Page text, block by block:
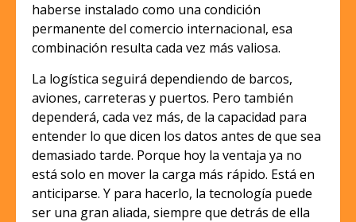
haberse instalado como una condición
permanente del comercio internacional, esa
combinación resulta cada vez más valiosa.
La logística seguirá dependiendo de barcos,
aviones, carreteras y puertos. Pero también
dependerá, cada vez más, de la capacidad para
entender lo que dicen los datos antes de que sea
demasiado tarde. Porque hoy la ventaja ya no
está solo en mover la carga más rápido. Está en
anticiparse. Y para hacerlo, la tecnología puede
ser una gran aliada, siempre que detrás de ella